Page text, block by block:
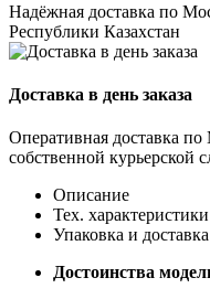
Надёжная доставка по
Республики Казахстан
Доставка в день заказа
Оперативная доставка
собственной курьерской
Описание
Тех. характеристики
Упаковка и доставка
Достоинства